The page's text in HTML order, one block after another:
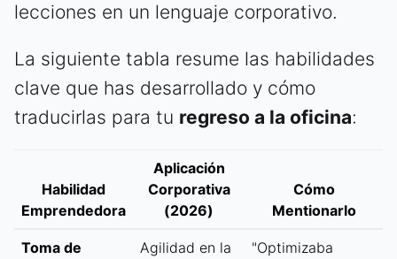
lecciones en un lenguaje corporativo.
La siguiente tabla resume las habilidades
clave que has desarrollado y cómo
traducirlas para tu regreso a la oficina:
Habilidad
Emprendedora
Aplicación
Corporativa
(2026)
Cómo
Mentionarlo
Toma de
Agilidad en la
"Optimizaba